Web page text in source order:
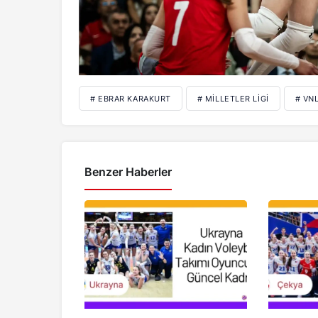
# EBRAR KARAKURT # MILLETLER LIGI #
Benzer Haberler